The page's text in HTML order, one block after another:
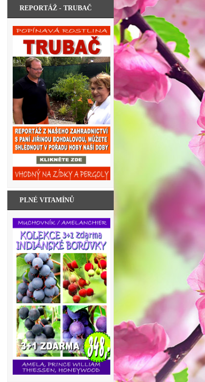
REPORTÁŽ - TRUBAČ
PLNÉ VITAMÍNŮ